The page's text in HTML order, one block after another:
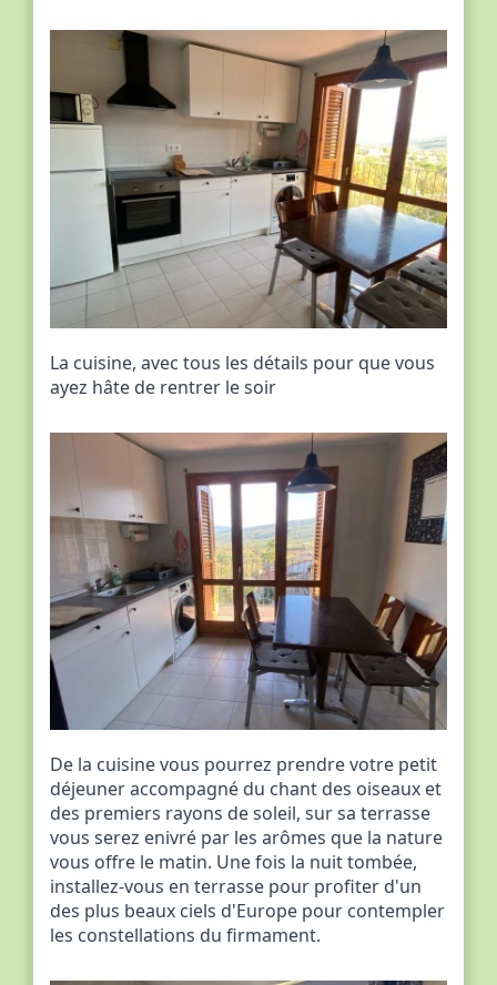
La cuisine, avec tous les détails pour que vous
ayez hâte de rentrer le soir
De la cuisine vous pourrez prendre votre petit
déjeuner accompagné du chant des oiseaux et
des premiers rayons de soleil, sur sa terrasse
vous serez enivré par les arômes que la nature
vous offre le matin. Une fois la nuit tombée,
installez-vous en terrasse pour profiter d'un
des plus beaux ciels d'Europe pour contempler
les constellations du firmament.